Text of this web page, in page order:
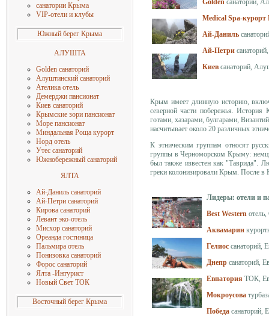
санатории Крыма
VIP-отели и клубы
Южный берег Крыма
АЛУШТА
Golden санаторий
Алуштинский санаторий
Ателика отель
Демерджи пансионат
Киев санаторий
Крымские зори пансионат
Море пансионат
Миндальная Роща курорт
Норд отель
Утес санаторий
Южнобережный санаторий
ЯЛТА
Ай-Даниль санаторий
Ай-Петри санаторий
Кирова санаторий
Левант эко-отель
Мисхор санаторий
Ореанда гостиница
Пальмира отель
Понизовка санаторий
Форос санаторий
Ялта -Интурист
Новый Свет ТОК
Восточный берег Крыма
Golden санаторий,
Medical Spa-
Ай-Даниль
Ай-Петри
Киев санаторий,
Крым имеет длинную историю,
северной части побережья.
готами, хазарами, булгарами,
насчитывает около 20 различных
К этническим группам относят
группы в Черноморском Крыму:
был также известен как "Таврида".
греки колонизировали Крым. После
Лидеры: отели и
Best Western отель,
Аквамарин
Гелиос санаторий,
Днепр санаторий,
Евпатория ТОК,
Мокроусова
Победа санаторий,